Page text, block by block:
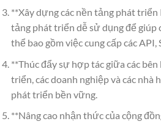
**Xây dựng các nền tảng phát
tảng phát triển dễ sử dụng để giúp
thể bao gồm việc cung cấp các
**Thúc đẩy sự hợp tác giữa các
triển, các doanh nghiệp và các nhà
phát triển bền vững.
**Nâng cao nhận thức của cộng